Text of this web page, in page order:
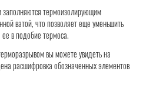
заполняются термоизолирующим
ватой, что позволяет еще уменьшить
в подобие термоса.
вы можете увидеть на
расшифровка обозначенных элементов